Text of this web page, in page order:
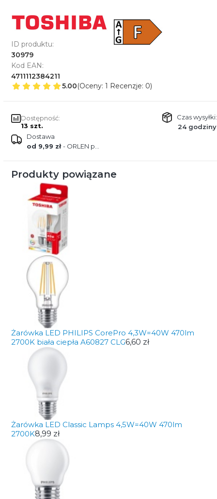
ID produktu:
30979
Kod EAN:
4711112384211
5.00(Oceny: 1 Recenzje: 0)
Dostępność:
13 szt.
Czas wysyłki:
24 godziny
Dostawa
od 9,99 zł- ORLEN paczka
Produkty powiązane
Żarówka LED PHILIPS CorePro 4,3W=40W 470lm
2700K biała ciepła A60827 CLG6,60 zł
Żarówka LED Classic Lamps 4,5W=40W 470lm
2700K8,99 zł